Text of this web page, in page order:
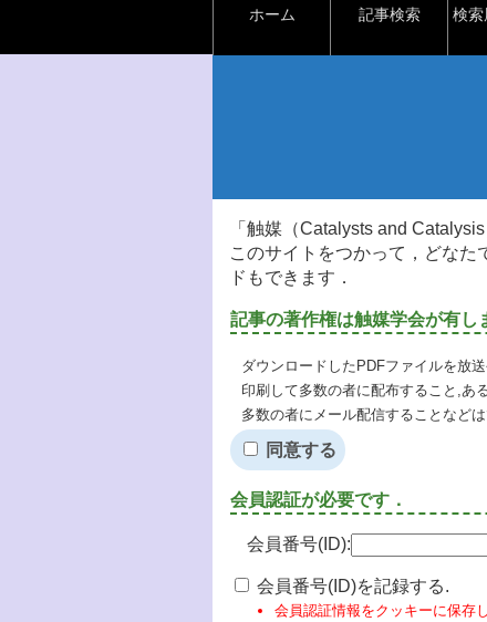
ホーム 記事検索 検索
「触媒（Catalysts and
このサイトをつかって，どな
ドもできます．
記事の著作権は触媒学会が有し
ダウンロードしたPDFファイルを放
印刷して多数の者に配布すること,あ
多数の者にメール配信することなどは
同意する
会員認証が必要です．
会員番号(ID):
会員番号(ID)を記録する.
会員認証情報をクッキーに保存